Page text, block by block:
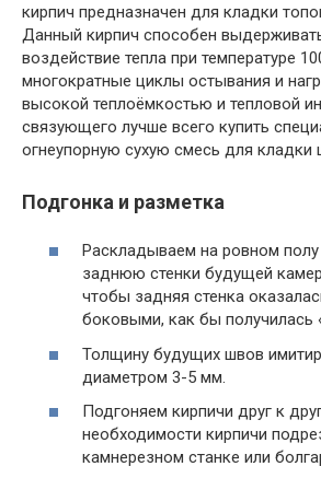
кирпич предназначен для кладки
Данный кирпич способен
воздействие тепла при температуре
многократные циклы остывания и
высокой теплоёмкостью и тепловой
связующего лучше всего купить
огнеупорную сухую смесь для кладки
Подгонка и разметка
Раскладываем на ровном
заднюю стенки будущей
чтобы задняя стенка
боковыми, как бы получилась
Толщину будущих швов
диаметром 3-5 мм.
Подгоняем кирпичи друг к
необходимости кирпичи
камнерезном станке или